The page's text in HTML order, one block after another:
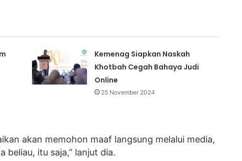
Kemenag Siapkan Naskah
Khotbah Cegah Bahaya Judi
Online
25 November 2024
akan memohon maaf langsung melalui media,
beliau, itu saja,” lanjut dia.